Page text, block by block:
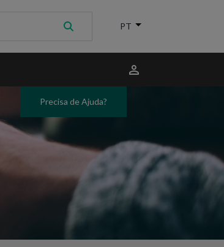
Menu
Precisa de Ajuda?